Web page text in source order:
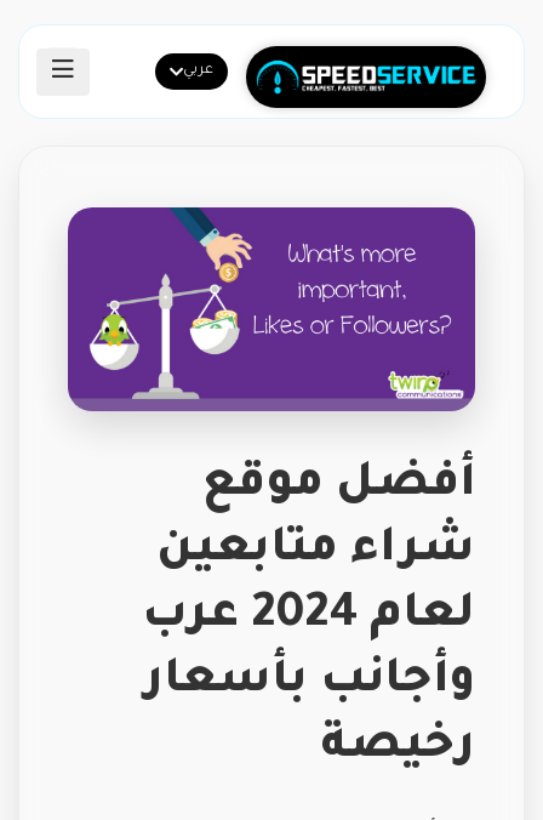
عربي
أفضل موقع
شراء متابعين
لعام 2024 عرب
وأجانب بأسعار
رخيصة